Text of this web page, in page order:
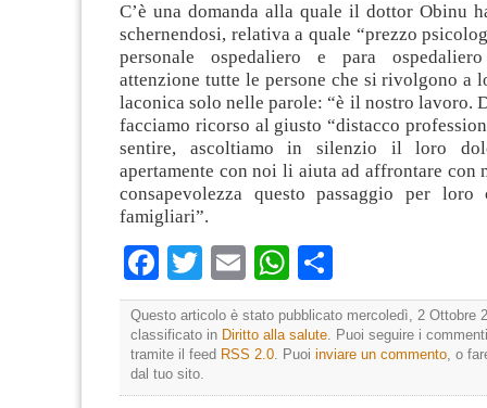
C’è una domanda alla quale il dottor Obinu
schernendosi, relativa a quale “prezzo
personale ospedaliero e para
attenzione tutte le persone che si rivolgono a
laconica solo nelle parole: “è il nostro lavoro.
facciamo ricorso al giusto “distacco
sentire, ascoltiamo in silenzio il loro
apertamente con noi li aiuta ad affrontare con
consapevolezza questo passaggio per
famigliari”.
Facebook
TwitterEmailWhatsApp
Questo articolo è stato pubblicato mercoledì, 2 Ottobre
classificato in Diritto alla salute. Puoi seguire i
tramite il feed RSS 2.0. Puoi inviare un commento, o
dal tuo sito.